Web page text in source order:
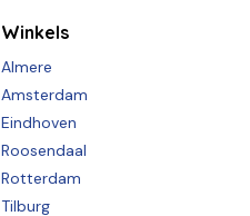
Winkels
Almere
Amsterdam
Eindhoven
Roosendaal
Rotterdam
Tilburg